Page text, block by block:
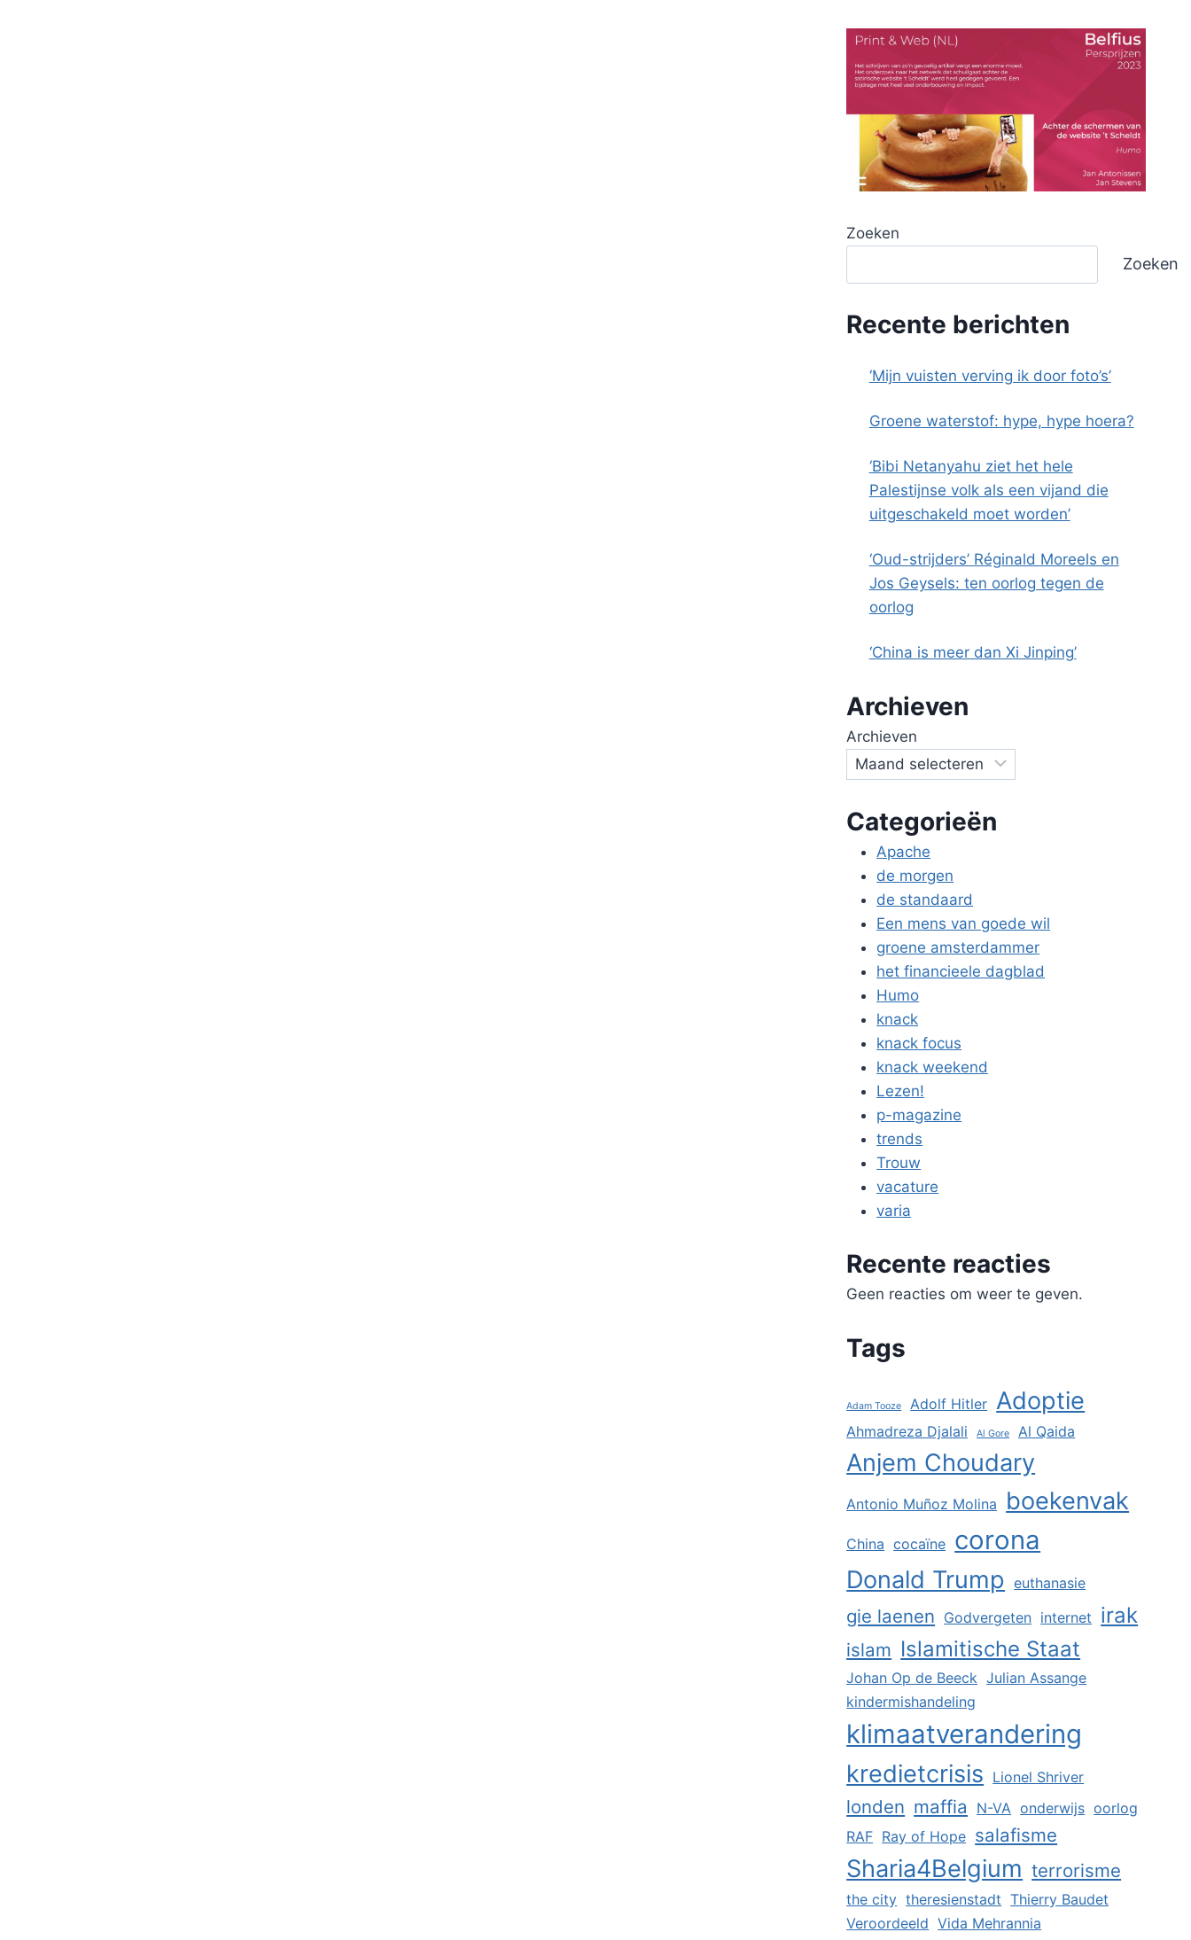
Zoeken
Zoeken
Recente berichten
‘Mijn vuisten verving ik door foto’s’
Groene waterstof: hype, hype hoera?
‘Bibi Netanyahu ziet het hele
Palestijnse volk als een vijand die
uitgeschakeld moet worden’
‘Oud-strijders’ Réginald Moreels en
Jos Geysels: ten oorlog tegen de
oorlog
‘China is meer dan Xi Jinping’
Archieven
Archieven
Categorieën
Apache
de morgen
de standaard
Een mens van goede wil
groene amsterdammer
het financieele dagblad
Humo
knack
knack focus
knack weekend
Lezen!
p-magazine
trends
Trouw
vacature
varia
Recente reacties
Geen reacties om weer te geven.
Tags
Adam Tooze Adolf Hitler Adoptie
Ahmadreza Djalali Al Gore Al Qaida
Anjem Choudary
Antonio Muñoz Molina boekenvak
China cocaïne corona
Donald Trump euthanasie
gie laenen Godvergeten internet irak
islam Islamitische Staat
Johan Op de Beeck Julian Assange
kindermishandeling
klimaatverandering
kredietcrisis Lionel Shriver
londen maffia N-VA onderwijs oorlog
RAF Ray of Hope salafisme
Sharia4Belgium terrorisme
the city theresienstadt Thierry Baudet
Veroordeeld Vida Mehrannia